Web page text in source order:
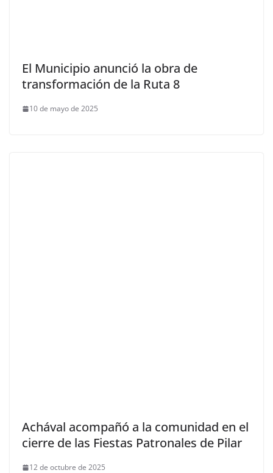
El Municipio anunció la obra de
transformación de la Ruta 8
10 de mayo de 2025
Achával acompañó a la comunidad en el
cierre de las Fiestas Patronales de Pilar
12 de octubre de 2025